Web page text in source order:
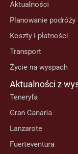
Aktualności
Planowanie podróży
Koszty i płatności
Transport
Życie na wyspach
Aktualności z
Teneryfa
Gran Canaria
Lanzarote
Fuerteventura